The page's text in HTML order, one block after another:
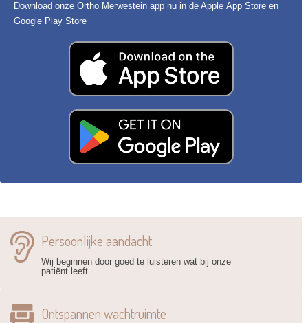
Download onze Ortho Merwestein app nu in de Apple App Store en
Google Play Store
Persoonlijke aandacht
Wij beginnen door goed te luisteren wat bij onze
patiënt leeft
Ontspannen wachtruimte